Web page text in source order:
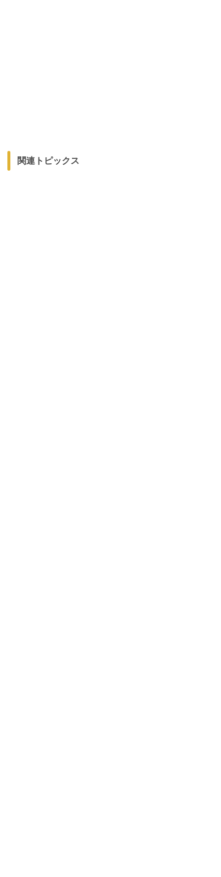
関連トピックス